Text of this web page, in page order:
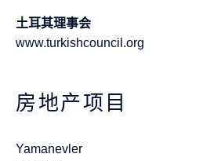
土耳其理事会
www.turkishcouncil.org
房地产项目
Yamanevler